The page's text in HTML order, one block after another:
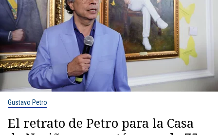
Gustavo Petro
El retrato de Petro para la Casa